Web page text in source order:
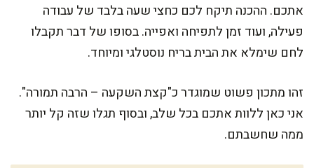
אתכם. ההכנה תיקח לכם כחצי שעה בלבד של עבודה
פעילה, ועוד זמן לתפיחה ואפייה. בסופו של דבר תקבלו
לחם שימלא את הבית בריח נוסטלגי ומיוחד.
זהו מתכון פשוט שמוגדר כ"קצת השקעה – הרבה תמורה".
אני כאן ללוות אתכם בכל שלב, ובסוף תגלו שזה קל יותר
ממה שחשבתם.